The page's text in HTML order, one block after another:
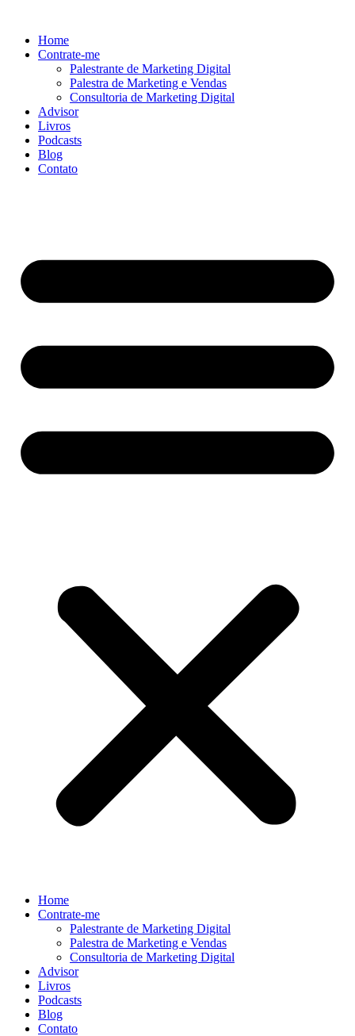
conteúdo
Home
Contrate-me
Palestrante de Marketing Digital
Palestra de Marketing e Vendas
Consultoria de Marketing Digital
Advisor
Livros
Podcasts
Blog
Contato
Home
Contrate-me
Palestrante de Marketing Digital
Palestra de Marketing e Vendas
Consultoria de Marketing Digital
Advisor
Livros
Podcasts
Blog
Contato